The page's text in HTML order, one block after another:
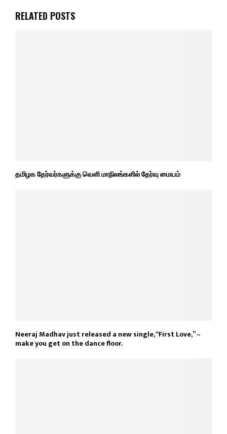
RELATED POSTS
தமிழக தேர்வர்களுக்கு வெளி மாநிலங்களில் தேர்வு மையம்
Neeraj Madhav just released a new single, “First Love,” –
make you get on the dance floor.